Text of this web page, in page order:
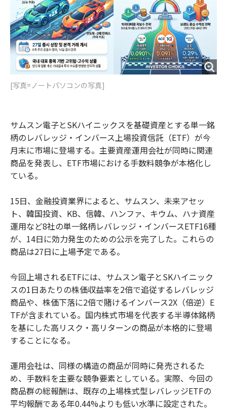
[写真=ノートパソコンの写真]
サムスン電子とSKハイニックスを基礎資産とする単一銘
柄のレバレッジ・インバース上場投資信託（ETF）が今
月末に市場に登場する。主要資産運用会社が同時に関連
商品を発表し、ETF市場における手数料競争が本格化し
ている。
15日、金融投資業界によると、サムスン、未来アセッ
ト、韓国投資、KB、信韓、ハンファ、キウム、ハナ資産
運用など8社の単一銘柄レバレッジ・インバースETF16種
が、14日に効力発生のための公示を完了した。これらの
商品は27日に上場予定である。
今回上場されるETFには、サムスン電子とSKハイニック
スの1日あたりの株価収益率を2倍で追従するレバレッジ
商品や、株価下落に2倍で賭けるインバース2X（倍逆）E
TFが含まれている。国内株式市場を代表する半導体銘柄
を基にした高リスク・高リターンの商品が本格的に登場
することになる。
運用会社は、同様の構造の商品が同時に発売されるた
め、手数料を主要な競争要素としている。実際、今回の
商品群の総報酬は、既存の上場株式型レバレッジETFの
平均報酬である年0.44%よりも低い水準に設定された。